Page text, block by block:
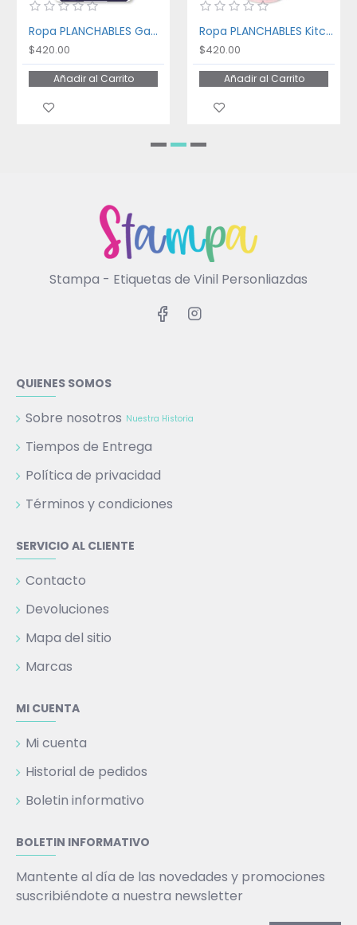
Ropa PLANCHABLES Gaming
$420.00
Añadir al Carrito
Ropa PLANCHABLES Kitchen
$420.00
Añadir al Carrito
Stampa - Etiquetas de Vinil Personliazdas
QUIENES SOMOS
Sobre nosotros Nuestra Historia
Tiempos de Entrega
Política de privacidad
Términos y condiciones
SERVICIO AL CLIENTE
Contacto
Devoluciones
Mapa del sitio
Marcas
MI CUENTA
Mi cuenta
Historial de pedidos
Boletin informativo
BOLETIN INFORMATIVO
Mantente al día de las novedades y promociones
suscribiéndote a nuestra newsletter